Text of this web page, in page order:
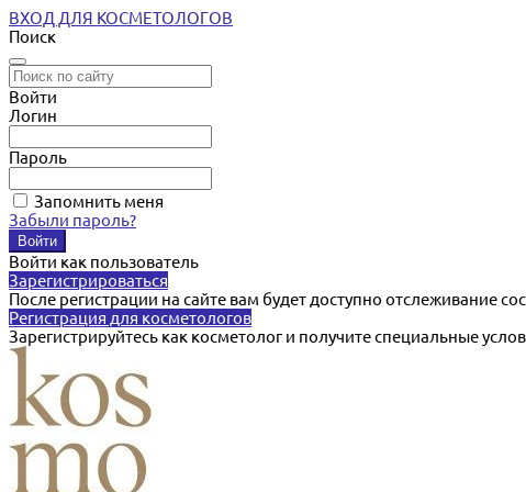
ВХОД ДЛЯ КОСМЕТОЛОГОВ
Поиск
Войти
Логин
Пароль
Запомнить меня
Забыли пароль?
Войти как пользователь
Зарегистрироваться
После регистрации на сайте вам будет доступно отслеживание
Регистрация для косметологов
Зарегистрируйтесь как косметолог и получите специальные